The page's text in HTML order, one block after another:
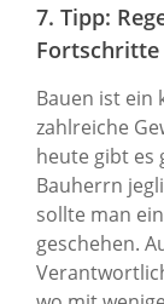
7. Tipp:
Fortschritte
Bauen ist ein
zahlreiche
heute gibt es
Bauherrn
sollte man
geschehen.